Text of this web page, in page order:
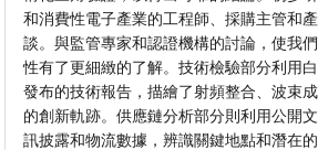
和消費性電子產業的工程師、採購主管和
談。與監管專家和認證機構的討論，使我
性有了更細緻的了解。技術檢驗部分利用
發布的技術報告，描繪了射頻整合、波束
的創新軌跡。供應鏈分析部分則利用公開
訊披露和物流數據，辨識關鍵地點和潛在